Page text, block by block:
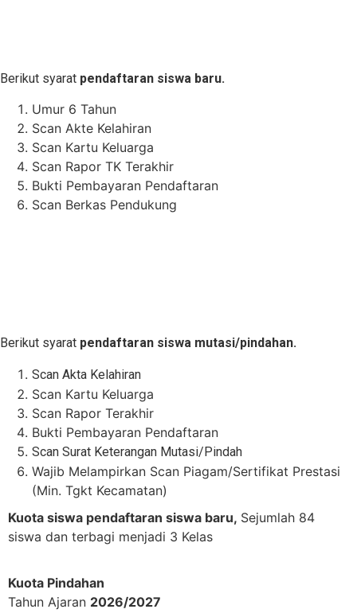
Berikut syarat pendaftaran siswa baru.
Umur 6 Tahun
Scan Akte Kelahiran
Scan Kartu Keluarga
Scan Rapor TK Terakhir
Bukti Pembayaran Pendaftaran
Scan Berkas Pendukung
Berikut syarat pendaftaran siswa mutasi/pindahan.
Scan Akta Kelahiran
Scan Kartu Keluarga
Scan Rapor Terakhir
Bukti Pembayaran Pendaftaran
Scan Surat Keterangan Mutasi/Pindah
Wajib Melampirkan Scan Piagam/Sertifikat Prestasi
(Min. Tgkt Kecamatan)
Kuota siswa pendaftaran siswa baru, Sejumlah 84
siswa dan terbagi menjadi 3 Kelas
Kuota Pindahan
Tahun Ajaran 2026/2027